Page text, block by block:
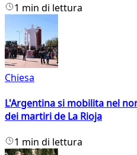
1 min di lettura
Chiesa
L'Argentina si mobilita nel
dei martiri de La Rioja
1 min di lettura